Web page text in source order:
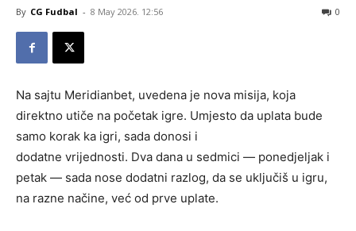
By CG Fudbal - 8 May 2026. 12:56 0
Na sajtu Meridianbet, uvedena je nova misija, koja
direktno utiče na početak igre. Umjesto da uplata bude
samo korak ka igri, sada donosi i
dodatne vrijednosti. Dva dana u sedmici — ponedjeljak i
petak — sada nose dodatni razlog, da se uključiš u igru,
na razne načine, već od prve uplate.